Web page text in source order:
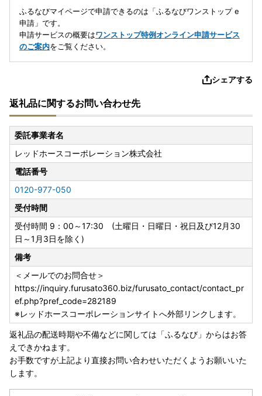
ふるなびマイページで申請できるのは「ふるなびワンストップ e
申請」です。
申請サービスの概要はワンストップ特例オンライン申請サービス
のご案内をご覧ください。
シェアする
返礼品に関するお問い合わせ先
委託事業者名
レッドホースコーポレーション株式会社
電話番号
0120-977-050
受付時間
受付時間 9：00～17:30 (土曜日・日曜日・祝日及び12月30
日～1月3日を除く)
備考
＜メールでのお問合せ＞
https://inquiry.furusato360.biz/furusato_contact/contact_pr
ef.php?pref_code=282189
※レッドホースコーポレーションサイトへ外部リンクします。
返礼品の配送時期や不備などに関しては「ふるなび」からはお答
えできかねます。
お手数ですが上記より直接お問い合わせいただくようお願いいた
します。